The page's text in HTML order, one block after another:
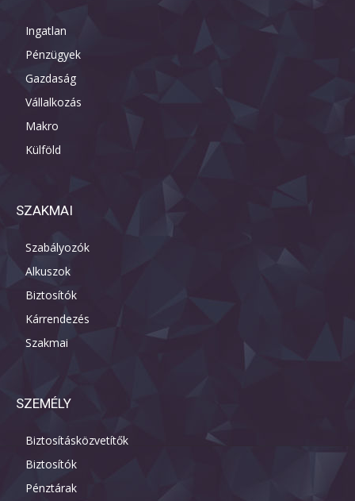
Ingatlan
Pénzügyek
Gazdaság
Vállalkozás
Makro
Külföld
SZAKMAI
Szabályozók
Alkuszok
Biztosítók
Kárrendezés
Szakmai
SZEMÉLY
Biztosításközvetítők
Biztosítók
Pénztárak